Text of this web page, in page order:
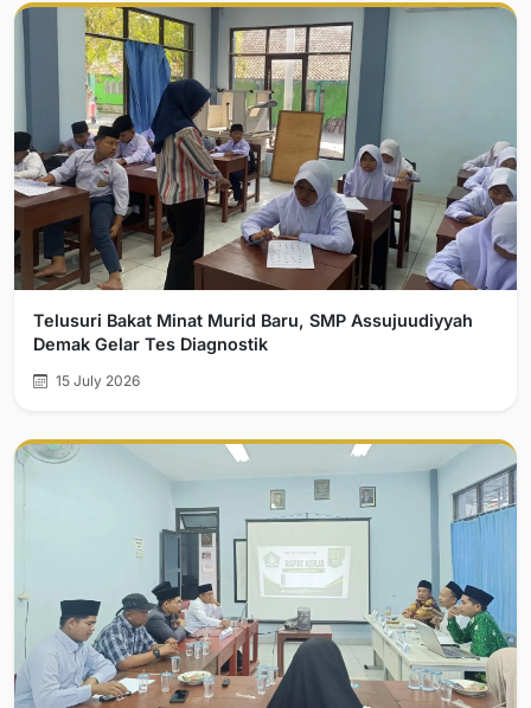
Telusuri Bakat Minat Murid Baru, SMP Assujuudiyyah
Demak Gelar Tes Diagnostik
15 July 2026